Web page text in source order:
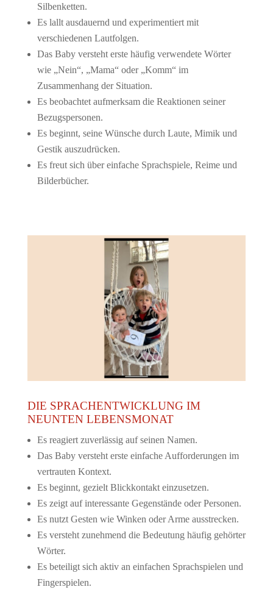
Silbenketten.
Es lallt ausdauernd und experimentiert mit
verschiedenen Lautfolgen.
Das Baby versteht erste häufig verwendete Wörter
wie „Nein“, „Mama“ oder „Komm“ im
Zusammenhang der Situation.
Es beobachtet aufmerksam die Reaktionen seiner
Bezugspersonen.
Es beginnt, seine Wünsche durch Laute, Mimik und
Gestik auszudrücken.
Es freut sich über einfache Sprachspiele, Reime und
Bilderbücher.
DIE SPRACHENTWICKLUNG IM
NEUNTEN LEBENSMONAT
Es reagiert zuverlässig auf seinen Namen.
Das Baby versteht erste einfache Aufforderungen im
vertrauten Kontext.
Es beginnt, gezielt Blickkontakt einzusetzen.
Es zeigt auf interessante Gegenstände oder Personen.
Es nutzt Gesten wie Winken oder Arme ausstrecken.
Es versteht zunehmend die Bedeutung häufig gehörter
Wörter.
Es beteiligt sich aktiv an einfachen Sprachspielen und
Fingerspielen.